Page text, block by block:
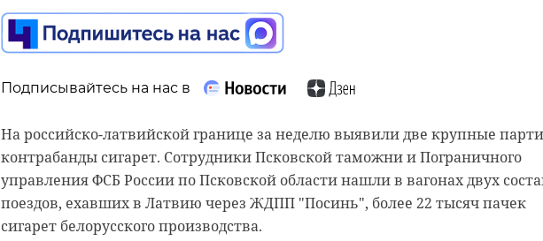
Подписывайтесь на нас в
На российско-латвийской границе за неделю выявили две крупные
контрабанды сигарет. Сотрудники Псковской таможни и Пограничного
управления ФСБ России по Псковской области нашли в вагонах двух
поездов, ехавших в Латвию через ЖДПП "Посинь", более 22 тысяч пачек
сигарет белорусского производства.
В ходе демонтажа главки церкви реставраторы обнаружили, что во время
предыдущих работ были установлены 22 журавца. Чтобы восстановить
дополнительные исследования и консультации с экспертами.
«Это позволит сохранить аутентичность и ценность объекта культурного
наследия и сыграет важную роль в сохранении памятников деревянного
зодчества Присвирья для будущих поколений», - прокомментировали в
Комитете по сохранению культурного наследия Ленинградской области.